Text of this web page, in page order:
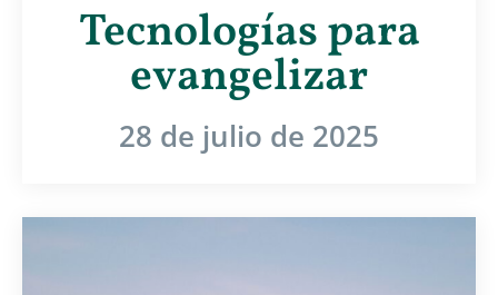
Tecnologías para
evangelizar
28 de julio de 2025